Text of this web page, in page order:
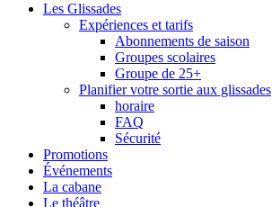
Les Glissades
Expériences et tarifs
Abonnements de saison
Groupes scolaires
Groupe de 25+
Planifier votre sortie aux glissades
horaire
FAQ
Sécurité
Promotions
Événements
La cabane
Le théâtre